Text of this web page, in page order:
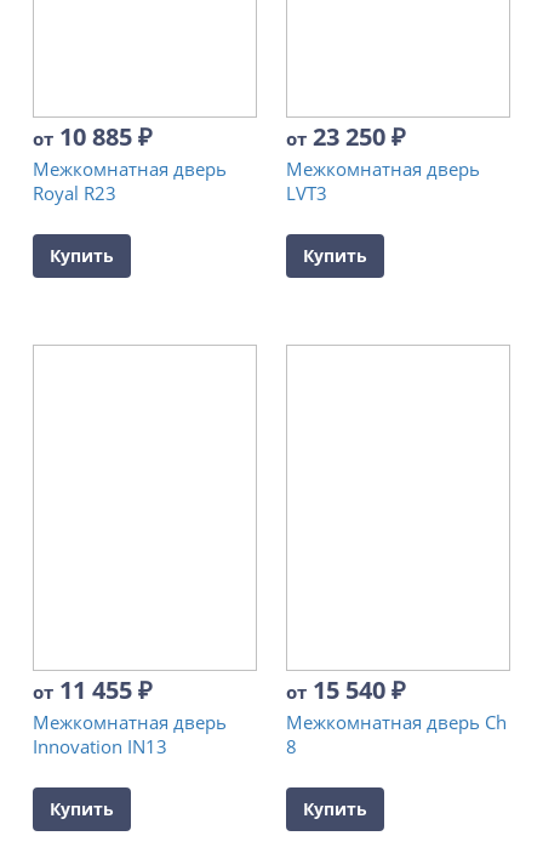
от 10 885₽
Межкомнатная дверь
Royal R23
Купить
от 23 250₽
Межкомнатная дверь
LVT3
Купить
от 11 455₽
Межкомнатная дверь
Innovation IN13
Купить
от 15 540₽
Межкомнатная дверь Ch
8
Купить